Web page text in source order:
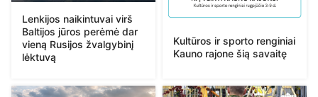
Lenkijos naikintuvai virš
Baltijos jūros perėmė dar
vieną Rusijos žvalgybinį
lėktuvą
Kultūros ir sporto renginiai
Kauno rajone šią savaitę